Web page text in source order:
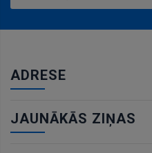
ADRESE
JAUNĀKĀS ZIŅAS